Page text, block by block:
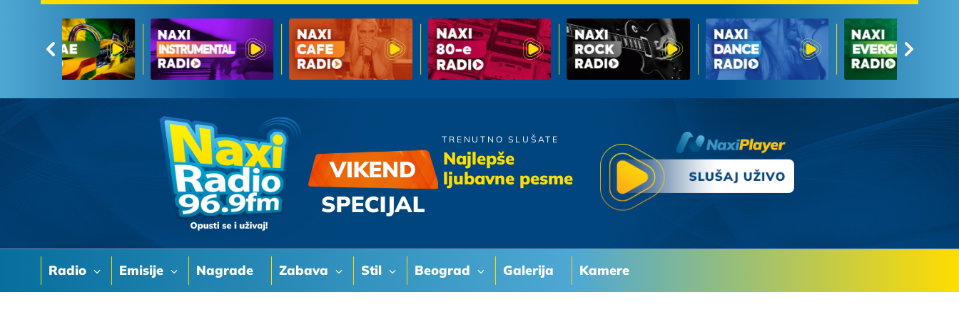
Radio Emisije Nagrade Zabava Stil Beograd Galerija Kamere
TRENUTNO SLUŠATE
Najlepše
ljubavne pesme
Kemal i Oliver